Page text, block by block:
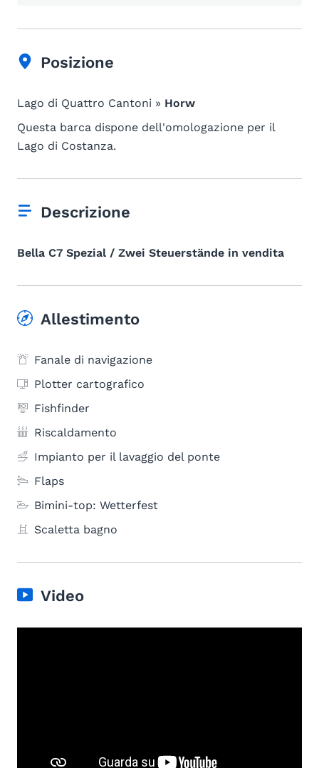
Posizione
Lago di Quattro Cantoni » Horw
Questa barca dispone dell'omologazione per il
Lago di Costanza.
Descrizione
Bella C7 Spezial / Zwei Steuerstände in vendita
Allestimento
Fanale di navigazione
Plotter cartografico
Fishfinder
Riscaldamento
Impianto per il lavaggio del ponte
Flaps
Bimini-top: Wetterfest
Scaletta bagno
Video